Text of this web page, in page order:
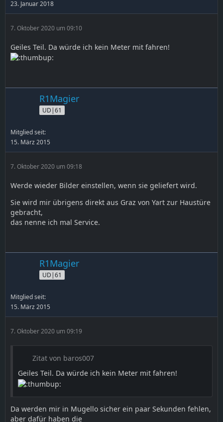
23. Januar 2018
7. Oktober 2020 um 09:10
Geiles Teil. Da würde ich kein Meter mit fahren!
R1Magier
UD|61
Mitglied seit:
15. März 2015
7. Oktober 2020 um 09:18
Werde wieder Bilder einstellen, wenn sie geliefert wird.
Sie wird mir übrigens direkt aus Graz von Yart zur Haustüre
gebracht,
das nenne ich mal Service.
R1Magier
UD|61
Mitglied seit:
15. März 2015
7. Oktober 2020 um 09:19
Zitat von baros007
Geiles Teil. Da würde ich kein Meter mit fahren!
Da werden mir in Mugello sicher ein paar Sekunden fehlen,
aber dafür haben die